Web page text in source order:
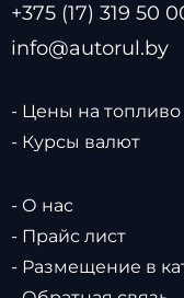
+375 (17) 319 50
info@autorul.by
- Цены на топливо
- Курсы валют
- О нас
- Прайс лист
- Размещение в